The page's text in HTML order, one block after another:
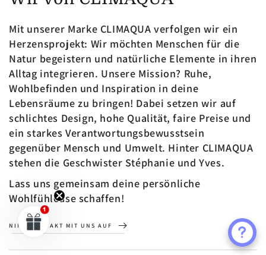
Mit unserer Marke CLIMAQUA verfolgen wir ein
Herzensprojekt: Wir möchten Menschen für die
Natur begeistern und natürliche Elemente in ihren
Alltag integrieren. Unsere Mission? Ruhe,
Wohlbefinden und Inspiration in deine
Lebensräume zu bringen! Dabei setzen wir auf
schlichtes Design, hohe Qualität, faire Preise und
ein starkes Verantwortungsbewusstsein
gegenüber Mensch und Umwelt. Hinter CLIMAQUA
stehen die Geschwister Stéphanie und Yves.
Lass uns gemeinsam deine persönliche
Wohlfühloase schaffen!
NIMM KONTAKT MIT UNS AUF